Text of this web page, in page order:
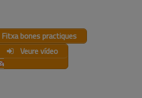
Fitxa bones practiques
Veure vídeo